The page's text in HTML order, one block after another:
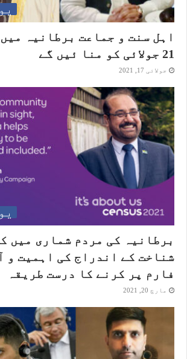
اہل سنت و جماعت برطانیہ میں
21 جولائی کو منا ئیں گے
جولائی 17, 2021
برطانیہ کی مردم شماری میں
شناخت کے اندراج کی اہمیت و
فارم پر کرنے کا درست طریقہ
مارچ 20, 2021